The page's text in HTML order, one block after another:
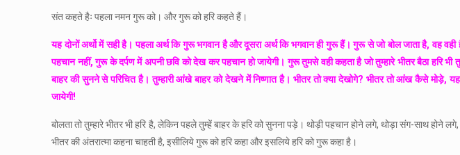
संत कहते हैः पहला नमन गुरू को। और गुरू को हरि कहते हैं।
यह दोनों अर्थो में सही है। पहला अर्थ कि गुरू भगवान है और दूसरा अर्थ कि भगवान ही गुरू हैं। गुरू से जो बोल जाता है, वह
पहचान नहीं, गुरू के दर्पण में अपनी छवि को देख कर पहचान हो जायेगी। गुरू तुमसे वही कहता है जो तुम्हारे भीतर बैठा हरि
बाहर की सुनने से परिचित है। तुम्हारी आंखे बाहर को देखने में निष्णात है। भीतर तो क्या देखोगे? भीतर तो आंख कैसे मोड़े,
जायेगी!
बोलता तो तुम्हारे भीतर भी हरि है, लेकिन पहले तुम्हें बाहर के हरि को सुनना पड़े। थोड़ी पहचान होने लगे, थोड़ा संग-साथ
भीतर की अंतरात्मा कहना चाहती है, इसीलिये गुरू को हरि कहा और इसलिये हरि को गुरू कहा है।